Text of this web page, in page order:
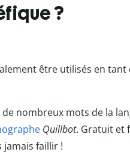
?
être utilisés en tant
nombreux mots de la
Quillbot. Gratuit et
jamais faillir !